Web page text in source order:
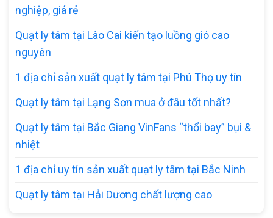
nghiệp, giá rẻ
Quạt ly tâm tại Lào Cai kiến tạo luồng gió cao
nguyên
1 địa chỉ sản xuất quạt ly tâm tại Phú Thọ uy tín
Quạt ly tâm tại Lạng Sơn mua ở đâu tốt nhất?
Quạt ly tâm tại Bắc Giang VinFans “thổi bay” bụi &
nhiệt
1 địa chỉ uy tín sản xuất quạt ly tâm tại Bắc Ninh
Quạt ly tâm tại Hải Dương chất lượng cao